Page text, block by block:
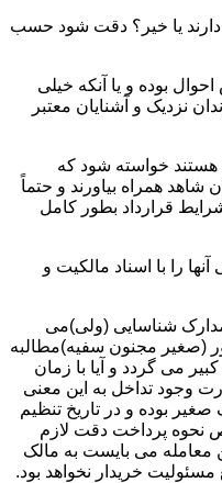
یا خیر؟ دقت شود حسب
بوده و یا آنکه خیلی
نزدیک و آشنایان معتبر
هستند خواسته شود که
شاهد همراه بیاورند و حتماً
قرارداد بطور کامل
را با اسناد مالکیت و
مدارک شناسایی (ولی)می
(صغیر مجنون سفیه)مطالبه
می گردد و آیا با زمان
وجود تداخل به این معنی
بوده و در تاریخ تنظیم
نحوه پرداخت دقت لازم
معامله می بایست به مالک
خریدار نخواهد بود.